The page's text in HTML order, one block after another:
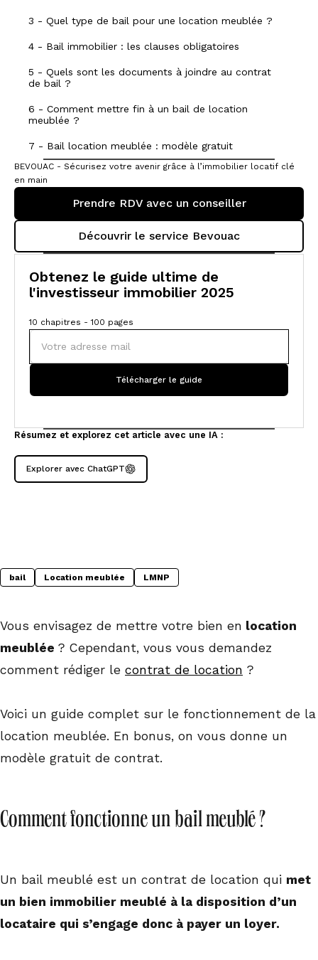
3 - Quel type de bail pour une location meublée ?
4 - Bail immobilier : les clauses obligatoires
5 - Quels sont les documents à joindre au contrat
de bail ?
6 - Comment mettre fin à un bail de location
meublée ?
7 - Bail location meublée : modèle gratuit
BEVOUAC - Sécurisez votre avenir grâce à l’immobilier locatif clé
en main
Prendre RDV avec un conseiller
Découvrir le service Bevouac
Obtenez le guide ultime de
l'investisseur immobilier 2025
10 chapitres - 100 pages
Résumez et explorez cet article avec une IA :
Explorer avec ChatGPT
bail Location meublée LMNP
Vous envisagez de mettre votre bien en location
meublée ? Cependant, vous vous demandez
comment rédiger le contrat de location ?
Voici un guide complet sur le fonctionnement de la
location meublée. En bonus, on vous donne un
modèle gratuit de contrat.
Comment fonctionne un bail meublé ?
Un bail meublé est un contrat de location qui met
un bien immobilier meublé à la disposition d’un
locataire qui s’engage donc à payer un loyer.